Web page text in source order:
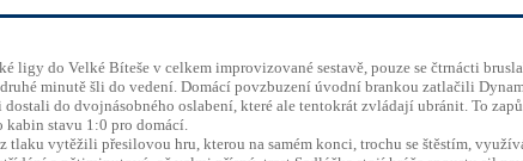
ligy do Velké Bíteše v celkem improvizované sestavě, pouze se čtrnácti
minutě šli do vedení. Domácí povzbuzení úvodní brankou zatlačili
dostali do dvojnásobného oslabení, které ale tentokrát zvládají ubránit. To
stavu 1:0 pro domácí.
vytěžili přesilovou hru, kterou na samém konci, trochu se štěstím,